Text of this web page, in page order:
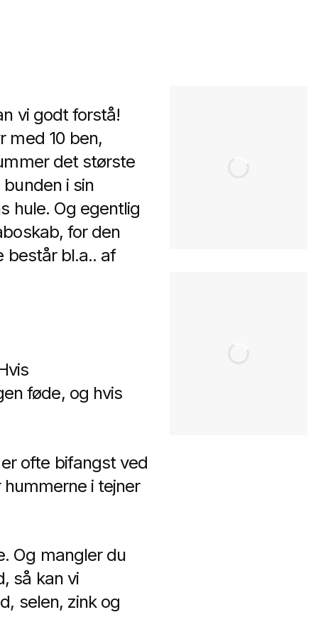
vi godt forstå!
med 10 ben,
det største
i sin
hule. Og egentlig
for den
består bl.a.. af
føde, og hvis
ofte bifangst ved
i tejner
Og mangler du
så kan vi
selen, zink og